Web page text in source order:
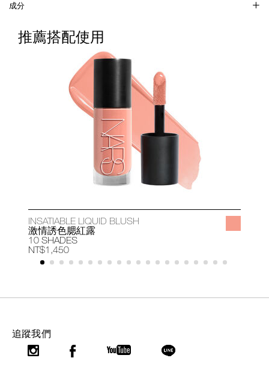
成分
推薦搭配使用
INSATIABLE LIQUID BLUSH
激情誘色腮紅露
10 SHADES
NT$1,450
追蹤我們